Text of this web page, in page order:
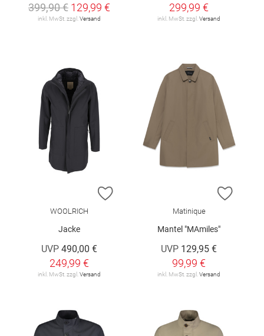
399,90 € 129,99 €
inkl. MwSt. zzgl.Versand
299,99 €
inkl. MwSt. zzgl.Versand
ZUR WUNSCHLISTE HINZUFÜGEN
WOOLRICH
Jacke
UVP 490,00 €
249,99 €
inkl. MwSt. zzgl.Versand
ZUR
Matinique
Mantel "MAmiles"
UVP 129,95 €
99,99 €
inkl. MwSt. zzgl.Versand